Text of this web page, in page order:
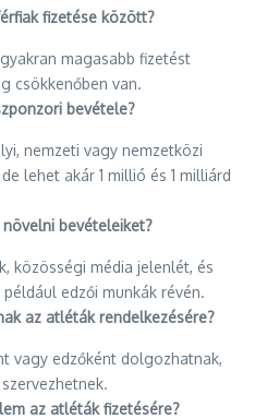
fizetése között?
magasabb fizetést
csökkenőben van.
bevétele?
nemzeti vagy nemzetközi
lehet akár 1 millió és 1 milliárd
bevételeiket?
közösségi média jelenlét, és
edzői munkák révén.
az atléták rendelkezésére?
vagy edzőként dolgozhatnak,
az atléták fizetésére?